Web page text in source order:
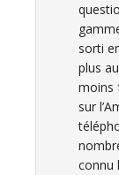
sorti
plus
moins
sur
connu